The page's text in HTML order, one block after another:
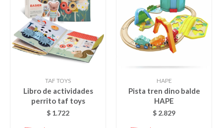
TAF TOYS
Libro de actividades
perrito taf toys
$ 1.722
HAPE
Pista tren dino balde
HAPE
$ 2.829